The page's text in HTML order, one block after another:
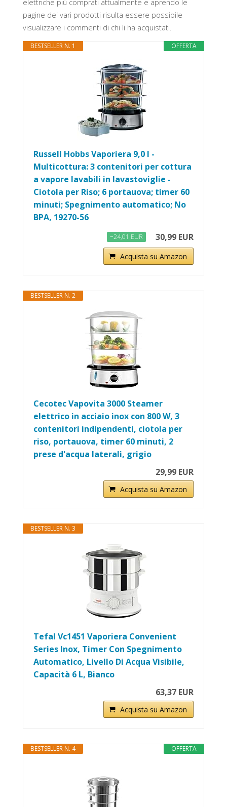
elettriche più comprati attualmente e aprendo le
pagine dei vari prodotti risulta essere possibile
visualizzare i commenti di chi li ha acquistati.
OFFERTA
BESTSELLER N. 1
Russell Hobbs Vaporiera 9,0 l -
Multicottura: 3 contenitori per cottura
a vapore lavabili in lavastoviglie -
Ciotola per Riso; 6 portauova; timer 60
minuti; Spegnimento automatico; No
BPA, 19270-56
−24,01 EUR 30,99 EUR
Acquista su Amazon
BESTSELLER N. 2
Cecotec Vapovita 3000 Steamer
elettrico in acciaio inox con 800 W, 3
contenitori indipendenti, ciotola per
riso, portauova, timer 60 minuti, 2
prese d'acqua laterali, grigio
29,99 EUR
Acquista su Amazon
BESTSELLER N. 3
Tefal Vc1451 Vaporiera Convenient
Series Inox, Timer Con Spegnimento
Automatico, Livello Di Acqua Visibile,
Capacità 6 L, Bianco
63,37 EUR
Acquista su Amazon
OFFERTA
BESTSELLER N. 4